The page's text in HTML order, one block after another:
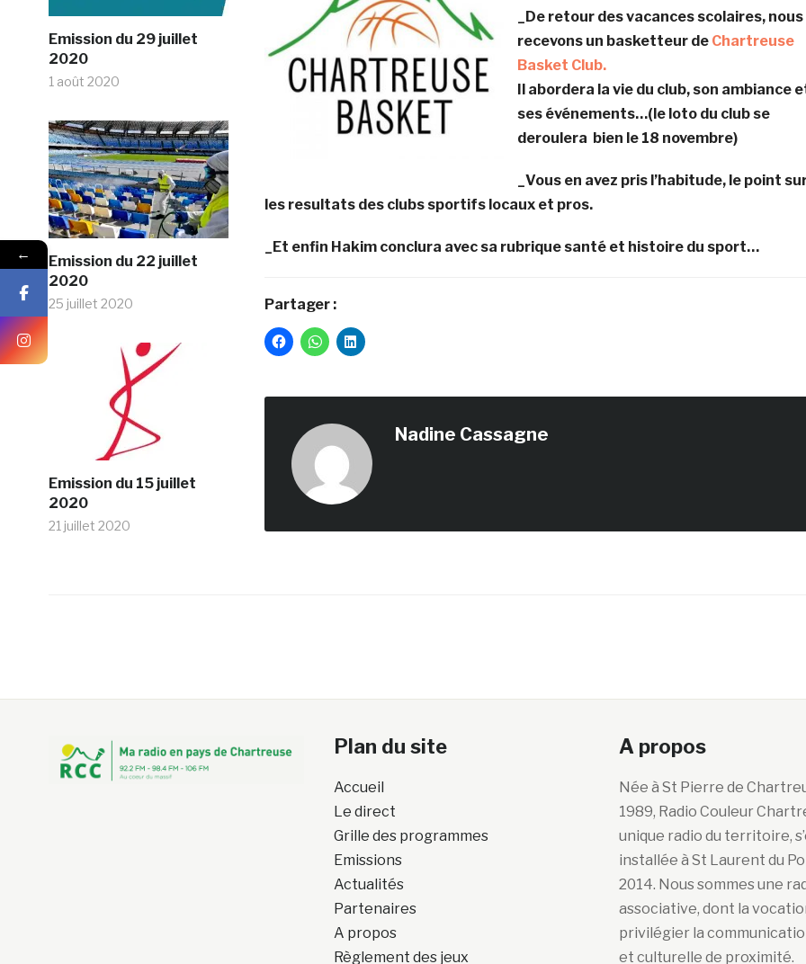
Emission du 29 juillet
2020
1 août 2020
Emission du 22 juillet
2020
25 juillet 2020
Emission du 15 juillet
2020
21 juillet 2020
le
_De retour des vacances scolaires, nous
recevons un basketteur de Chartreuse
Basket Club.
Il abordera la vie du club, son ambiance
ses événements…(le loto du club se
deroulera bien le 18 novembre)
_Vous en avez pris l’habitude, le point
les resultats des clubs sportifs locaux et pros.
_Et enfin Hakim conclura avec sa rubrique santé et histoire du sport…
Partager :
Nadine Cassagne
Plan du site
Accueil
Le direct
Grille des programmes
Emissions
Actualités
Partenaires
A propos
Règlement des jeux
A propos
Née à St Pierre de
1989, Radio Couleur
unique radio du territoire,
installée à St Laurent du
2014. Nous sommes une
associative, dont la
privilégier la
et culturelle de proximité.
←